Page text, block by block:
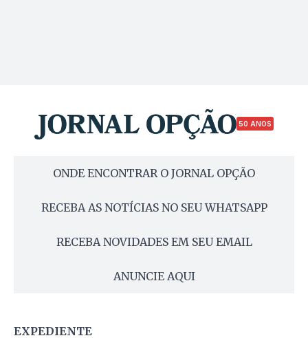
50 ANOS
ONDE ENCONTRAR O JORNAL OPÇÃO
RECEBA AS NOTÍCIAS NO SEU WHATSAPP
RECEBA NOVIDADES EM SEU EMAIL
ANUNCIE AQUI
EXPEDIENTE